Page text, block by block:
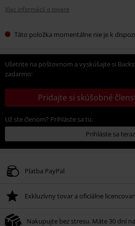
Viac informácií o tovare
Táto položka momentálne nie je k
Ušetrite na poštovnom a vyskúšajte si
zadarmo:
Pridajte si skúšobné
Už ste členom? Prihláste sa tu:
Prihláste sa teraz
Platba PayPal
Exkluzívny tovar a oficiálne
Nakupujte bez stresu. Máte 30 dní